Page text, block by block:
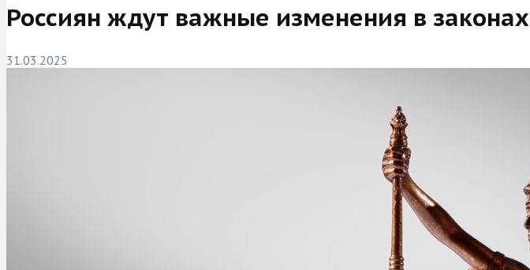
Россиян ждут важные изменения в законах
31.03.2025